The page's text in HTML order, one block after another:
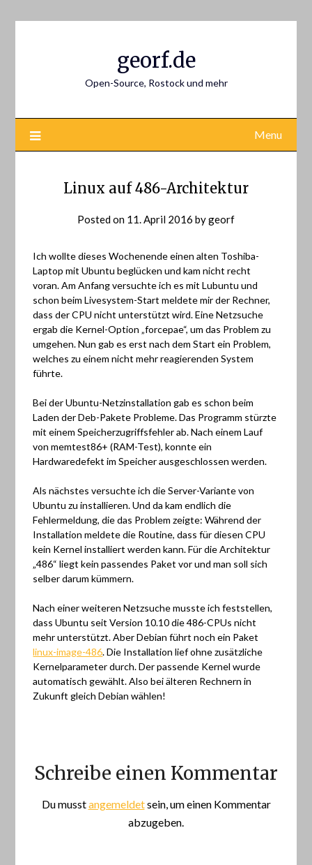
georf.de
Open-Source, Rostock und mehr
Menu
Linux auf 486-Architektur
Posted on 11. April 2016 bygeorf
Ich wollte dieses Wochenende einen alten Toshiba-
Laptop mit Ubuntu beglücken und kam nicht recht
voran. Am Anfang versuchte ich es mit Lubuntu und
schon beim Livesystem-Start meldete mir der Rechner,
dass der CPU nicht unterstützt wird. Eine Netzsuche
ergab die Kernel-Option „forcepae“, um das Problem zu
umgehen. Nun gab es erst nach dem Start ein Problem,
welches zu einem nicht mehr reagierenden System
führte.
Bei der Ubuntu-Netzinstallation gab es schon beim
Laden der Deb-Pakete Probleme. Das Programm stürzte
mit einem Speicherzugriffsfehler ab. Nach einem Lauf
von memtest86+ (RAM-Test), konnte ein
Hardwaredefekt im Speicher ausgeschlossen werden.
Als nächstes versuchte ich die Server-Variante von
Ubuntu zu installieren. Und da kam endlich die
Fehlermeldung, die das Problem zeigte: Während der
Installation meldete die Routine, dass für diesen CPU
kein Kernel installiert werden kann. Für die Architektur
„486“ liegt kein passendes Paket vor und man soll sich
selber darum kümmern.
Nach einer weiteren Netzsuche musste ich feststellen,
dass Ubuntu seit Version 10.10 die 486-CPUs nicht
mehr unterstützt. Aber Debian führt noch ein Paket
linux-image-486. Die Installation lief ohne zusätzliche
Kernelparameter durch. Der passende Kernel wurde
automatisch gewählt. Also bei älteren Rechnern in
Zukunft gleich Debian wählen!
Schreibe einen Kommentar
Du musstangemeldetsein, um einen Kommentar
abzugeben.